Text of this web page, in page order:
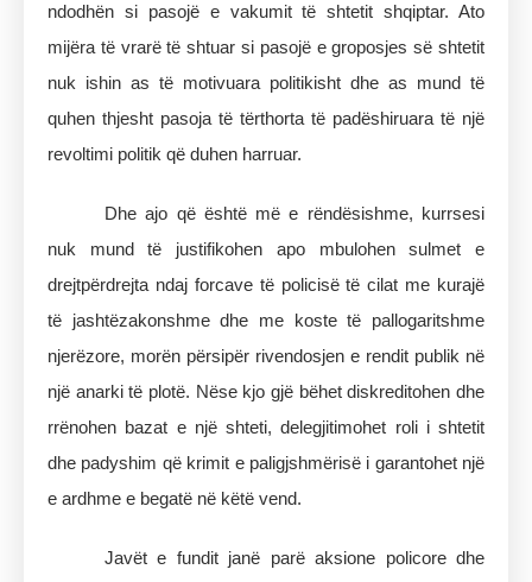
ndodhën si pasojë e vakumit të shtetit shqiptar. Ato
mijëra të vrarë të shtuar si pasojë e groposjes së shtetit
nuk ishin as të motivuara politikisht dhe as mund të
quhen thjesht pasoja të tërthorta të padëshiruara të një
revoltimi politik që duhen harruar.
Dhe ajo që është më e rëndësishme, kurrsesi
nuk mund të justifikohen apo mbulohen sulmet e
drejtpërdrejta ndaj forcave të policisë të cilat me kurajë
të jashtëzakonshme dhe me koste të pallogaritshme
njerëzore, morën përsipër rivendosjen e rendit publik në
një anarki të plotë. Nëse kjo gjë bëhet diskreditohen dhe
rrënohen bazat e një shteti, delegjitimohet roli i shtetit
dhe padyshim që krimit e paligjshmërisë i garantohet një
e ardhme e begatë në këtë vend.
Javët e fundit janë parë aksione policore dhe